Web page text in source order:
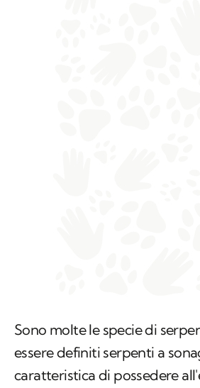
Sono molte le specie di
essere definiti serpenti a
caratteristica di possedere